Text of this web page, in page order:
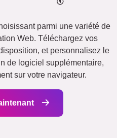
parmi une variété de
Web. Téléchargez vos
et personnalisez le
de logiciel supplémentaire,
sur votre navigateur.